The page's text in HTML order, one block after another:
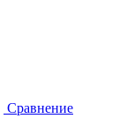
Сравнение